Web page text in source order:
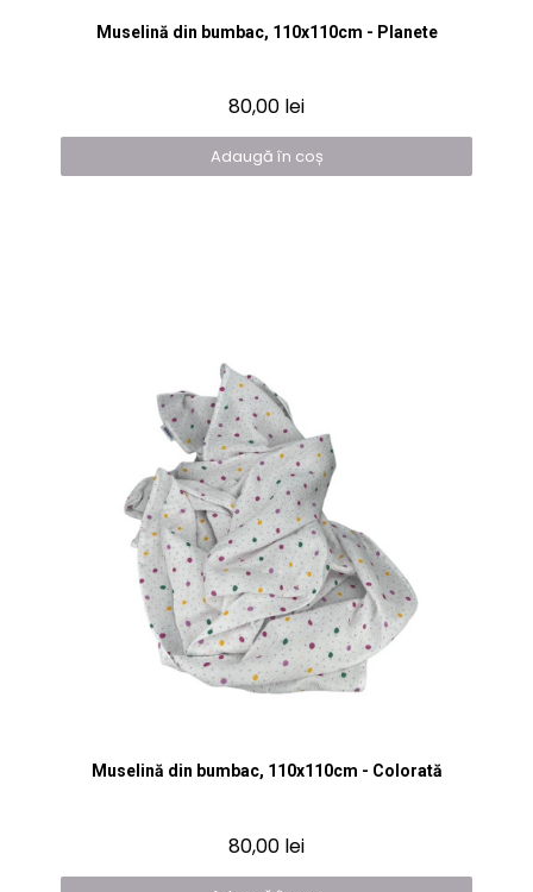
Vizualizare rapidă
Muselină din bumbac, 110x110cm - Planete
80,00 lei
Adaugă în coș
Vizualizare rapidă
Muselină din bumbac, 110x110cm - Colorată
80,00 lei